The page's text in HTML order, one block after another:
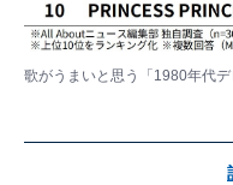
歌がうまいと思う「1980年代